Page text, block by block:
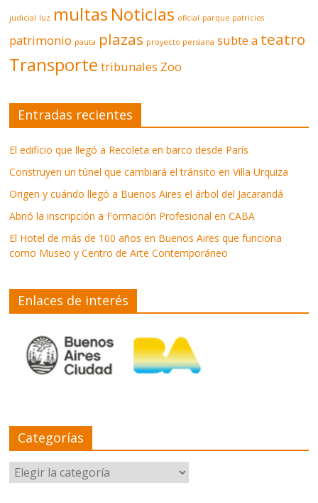
judicial luz multas Noticias oficial parque patricios
patrimonio pauta plazas proyecto persiana subte a teatro
Transporte tribunales Zoo
Entradas recientes
El edificio que llegó a Recoleta en barco desde París
Construyen un túnel que cambiará el tránsito en Villa Urquiza
Origen y cuándo llegó a Buenos Aires el árbol del Jacarandá
Abrió la inscripción a Formación Profesional en CABA
El Hotel de más de 100 años en Buenos Aires que funciona
como Museo y Centro de Arte Contemporáneo
Enlaces de interés
Categorías
Categorías